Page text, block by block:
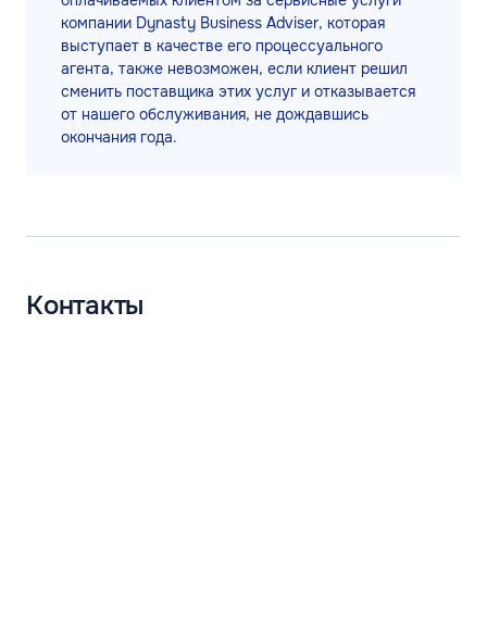
компании Dynasty Business Adviser, которая
выступает в качестве его процессуального
агента, также невозможен, если клиент решил
сменить поставщика этих услуг и отказывается
от нашего обслуживания, не дождавшись
окончания года.
Контакты